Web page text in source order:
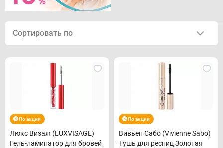
Сортировать по
По акции
Люкс Визаж (LUXVISAGE)
Гель-ламинатор для бровей
По акции
Вивьен Сабо (Vivienne Sabo)
Тушь для ресниц Золотая